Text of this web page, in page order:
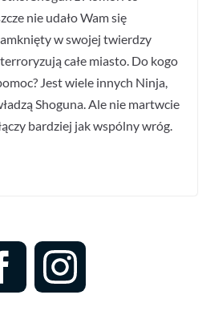
nie udało Wam się
w swojej twierdzy
całe miasto. Do kogo
Jest wiele innych Ninja,
Shoguna. Ale nie martwcie
bardziej jak wspólny wróg.